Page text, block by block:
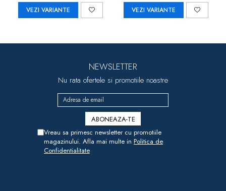
VEZI VARIANTE VEZI VARIANTE
NEWSLETTER
Nu rata ofertele si promotiile noastre
Vreau sa primesc newsletter cu promotiile
magazinului. Afla mai multe in Politica de
Confidentialitate